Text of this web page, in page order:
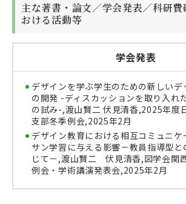
主な著書・論文／学会発表／科研
おける活動等
学会発表
デザインを学ぶ学⽣のための新しいデ
の開発 -ディスカッションを取り⼊れ
の試み-,渡山賢二 伏見清香,2025年度
⽀部冬季例会,2025年2月
デザイン教育における相互コミュニケ
サン学習に与える影響－教員指導型と
じて－,渡山賢二 伏見清香,図学会関
例会・学術講演発表会,2025年2月